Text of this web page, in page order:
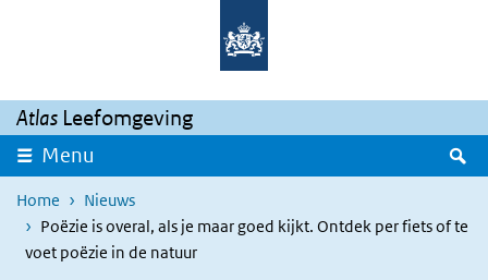
Overslaan en naar de inhoud gaan
Atlas Leefomgeving
Menu
Home
Nieuws
Poëzie is overal, als je maar goed kijkt. Ontdek per fiets of te
voet poëzie in de natuur